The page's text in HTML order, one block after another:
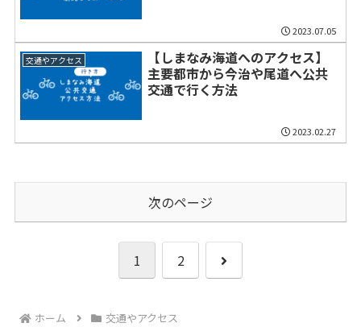
2023.07.05
交通やアクセス
【しまなみ海道へのアクセス】
主要都市から今治や尾道へ公共
交通で行く方法
2023.02.27
次のページ
1 2
次
ホーム 交通やアクセス